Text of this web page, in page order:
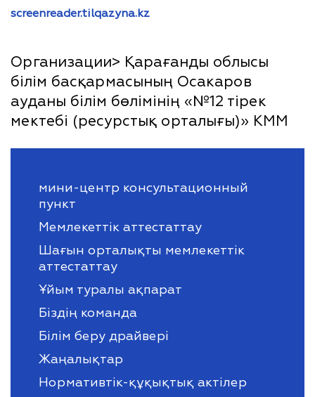
screenreader.tilqazyna.kz
Организации> Қарағанды облысы
білім басқармасының Осакаров
ауданы білім бөлімінің «№12 тірек
мектебі (ресурстық орталығы)» КММ
мини-центр консультационный
пункт
Мемлекеттік аттестаттау
Шағын орталықты мемлекеттік
аттестаттау
Ұйым туралы ақпарат
Біздің команда
Білім беру драйвері
Жаңалықтар
Нормативтік-құқықтық актілер